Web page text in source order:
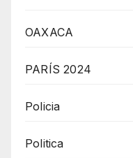
OAXACA
PARÍS 2024
Policia
Politica